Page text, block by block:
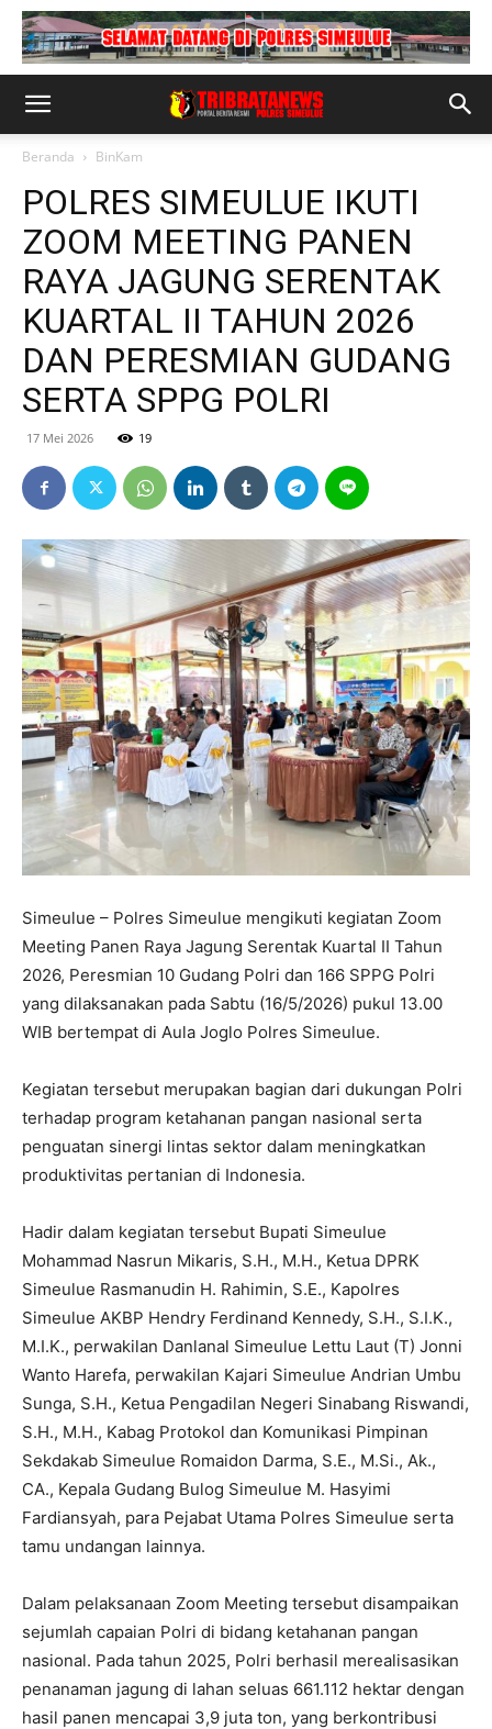
Beranda BinKam
POLRES SIMEULUE IKUTI
ZOOM MEETING PANEN
RAYA JAGUNG SERENTAK
KUARTAL II TAHUN 2026
DAN PERESMIAN GUDANG
SERTA SPPG POLRI
17 Mei 2026 19
Simeulue – Polres Simeulue mengikuti kegiatan Zoom
Meeting Panen Raya Jagung Serentak Kuartal II Tahun
2026, Peresmian 10 Gudang Polri dan 166 SPPG Polri
yang dilaksanakan pada Sabtu (16/5/2026) pukul 13.00
WIB bertempat di Aula Joglo Polres Simeulue.
Kegiatan tersebut merupakan bagian dari dukungan Polri
terhadap program ketahanan pangan nasional serta
penguatan sinergi lintas sektor dalam meningkatkan
produktivitas pertanian di Indonesia.
Hadir dalam kegiatan tersebut Bupati Simeulue
Mohammad Nasrun Mikaris, S.H., M.H., Ketua DPRK
Simeulue Rasmanudin H. Rahimin, S.E., Kapolres
Simeulue AKBP Hendry Ferdinand Kennedy, S.H., S.I.K.,
M.I.K., perwakilan Danlanal Simeulue Lettu Laut (T) Jonni
Wanto Harefa, perwakilan Kajari Simeulue Andrian Umbu
Sunga, S.H., Ketua Pengadilan Negeri Sinabang Riswandi,
S.H., M.H., Kabag Protokol dan Komunikasi Pimpinan
Sekdakab Simeulue Romaidon Darma, S.E., M.Si., Ak.,
CA., Kepala Gudang Bulog Simeulue M. Hasyimi
Fardiansyah, para Pejabat Utama Polres Simeulue serta
tamu undangan lainnya.
Dalam pelaksanaan Zoom Meeting tersebut disampaikan
sejumlah capaian Polri di bidang ketahanan pangan
nasional. Pada tahun 2025, Polri berhasil merealisasikan
penanaman jagung di lahan seluas 661.112 hektar dengan
hasil panen mencapai 3,9 juta ton, yang berkontribusi